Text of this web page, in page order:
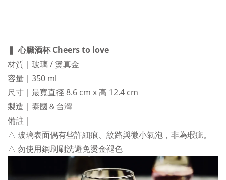
❚ 心臟酒杯 Cheers to love
材質｜玻璃 / 燙真金
容量｜350 ml
尺寸｜最寬直徑 8.6 cm x 高 12.4 cm
製造｜泰國＆台灣
備註｜
△ 玻璃表面偶有些許細痕、紋路與微小氣泡， 非為瑕疵。
△ 勿使用鋼刷刷洗避免燙金褪色